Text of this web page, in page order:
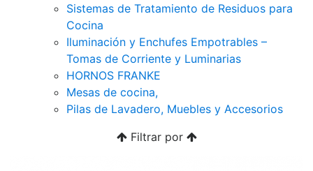
Sistemas de Tratamiento de Residuos para
Cocina
Iluminación y Enchufes Empotrables –
Tomas de Corriente y Luminarias
HORNOS FRANKE
Mesas de cocina,
Pilas de Lavadero, Muebles y Accesorios
Filtrar por